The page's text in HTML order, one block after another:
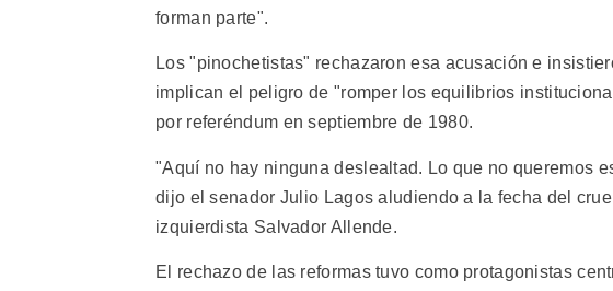
forman parte".
Los "pinochetistas" rechazaron esa acusación e
implican el peligro de "romper los equilibrios
por referéndum en septiembre de 1980.
"Aquí no hay ninguna deslealtad. Lo que no queremos
dijo el senador Julio Lagos aludiendo a la fecha del
izquierdista Salvador Allende.
El rechazo de las reformas tuvo como protagonistas